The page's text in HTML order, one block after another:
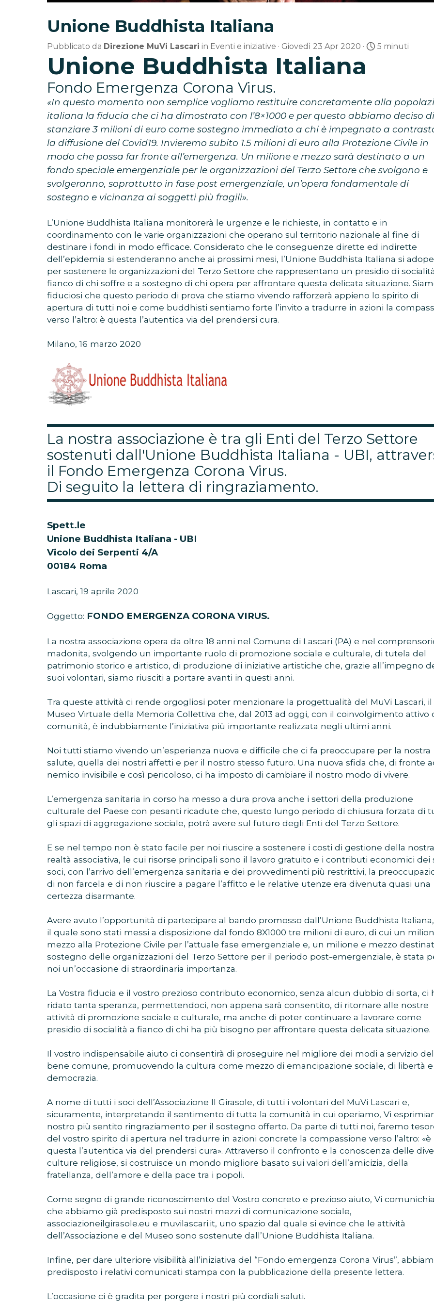
Unione Buddhista Italiana
Pubblicato da Direzione MuVi Lascari in Eventi e iniziative · Giovedì 23 Apr 2020 · 5 minuti
Unione Buddhista Italiana
Fondo Emergenza Corona Virus.
«In questo momento non semplice vogliamo restituire concretamente alla
italiana la fiducia che ci ha dimostrato con l’8×1000 e per questo abbiamo deciso di
stanziare 3 milioni di euro come sostegno immediato a chi è impegnato a
la diffusione del Covid19. Invieremo subito 1.5 milioni di euro alla Protezione Civile in
modo che possa far fronte all’emergenza. Un milione e mezzo sarà destinato a un
fondo speciale emergenziale per le organizzazioni del Terzo Settore che svolgono e
svolgeranno, soprattutto in fase post emergenziale, un’opera fondamentale di
sostegno e vicinanza ai soggetti più fragili».
L’Unione Buddhista Italiana monitorerà le urgenze e le richieste, in contatto e in
coordinamento con le varie organizzazioni che operano sul territorio nazionale al fine di
destinare i fondi in modo efficace. Considerato che le conseguenze dirette ed indirette
dell’epidemia si estenderanno anche ai prossimi mesi, l’Unione Buddhista Italiana si
per sostenere le organizzazioni del Terzo Settore che rappresentano un presidio di
fianco di chi soffre e a sostegno di chi opera per affrontare questa delicata situazione.
fiduciosi che questo periodo di prova che stiamo vivendo rafforzerà appieno lo spirito di
apertura di tutti noi e come buddhisti sentiamo forte l’invito a tradurre in azioni la
verso l’altro: è questa l’autentica via del prendersi cura.
Milano, 16 marzo 2020
La nostra associazione è tra gli Enti del Terzo Settore
sostenuti dall'Unione Buddhista Italiana - UBI,
il Fondo Emergenza Corona Virus.
Di seguito la lettera di ringraziamento.
Spett.le
Unione Buddhista Italiana - UBI
Vicolo dei Serpenti 4/A
00184 Roma
Lascari, 19 aprile 2020
Oggetto: FONDO EMERGENZA CORONA VIRUS.
La nostra associazione opera da oltre 18 anni nel Comune di Lascari (PA) e nel
madonita, svolgendo un importante ruolo di promozione sociale e culturale, di tutela del
patrimonio storico e artistico, di produzione di iniziative artistiche che, grazie all’impegno
suoi volontari, siamo riusciti a portare avanti in questi anni.
Tra queste attività ci rende orgogliosi poter menzionare la progettualità del MuVi Lascari, il
Museo Virtuale della Memoria Collettiva che, dal 2013 ad oggi, con il coinvolgimento attivo
comunità, è indubbiamente l’iniziativa più importante realizzata negli ultimi anni.
Noi tutti stiamo vivendo un’esperienza nuova e difficile che ci fa preoccupare per la nostra
salute, quella dei nostri affetti e per il nostro stesso futuro. Una nuova sfida che, di fronte
nemico invisibile e così pericoloso, ci ha imposto di cambiare il nostro modo di vivere.
L’emergenza sanitaria in corso ha messo a dura prova anche i settori della produzione
culturale del Paese con pesanti ricadute che, questo lungo periodo di chiusura forzata di
gli spazi di aggregazione sociale, potrà avere sul futuro degli Enti del Terzo Settore.
E se nel tempo non è stato facile per noi riuscire a sostenere i costi di gestione della nostra
realtà associativa, le cui risorse principali sono il lavoro gratuito e i contributi economici dei
soci, con l’arrivo dell’emergenza sanitaria e dei provvedimenti più restrittivi, la
di non farcela e di non riuscire a pagare l’affitto e le relative utenze era divenuta quasi una
certezza disarmante.
Avere avuto l’opportunità di partecipare al bando promosso dall’Unione Buddhista
il quale sono stati messi a disposizione dal fondo 8X1000 tre milioni di euro, di cui un
mezzo alla Protezione Civile per l’attuale fase emergenziale e, un milione e mezzo
sostegno delle organizzazioni del Terzo Settore per il periodo post-emergenziale, è stata
noi un’occasione di straordinaria importanza.
La Vostra fiducia e il vostro prezioso contributo economico, senza alcun dubbio di sorta, ci
ridato tanta speranza, permettendoci, non appena sarà consentito, di ritornare alle nostre
attività di promozione sociale e culturale, ma anche di poter continuare a lavorare come
presidio di socialità a fianco di chi ha più bisogno per affrontare questa delicata situazione.
Il vostro indispensabile aiuto ci consentirà di proseguire nel migliore dei modi a servizio del
bene comune, promuovendo la cultura come mezzo di emancipazione sociale, di libertà e
democrazia.
A nome di tutti i soci dell’Associazione Il Girasole, di tutti i volontari del MuVi Lascari e,
sicuramente, interpretando il sentimento di tutta la comunità in cui operiamo, Vi
nostro più sentito ringraziamento per il sostegno offerto. Da parte di tutti noi, faremo
del vostro spirito di apertura nel tradurre in azioni concrete la compassione verso l’altro: «è
questa l’autentica via del prendersi cura». Attraverso il confronto e la conoscenza delle
culture religiose, si costruisce un mondo migliore basato sui valori dell’amicizia, della
fratellanza, dell’amore e della pace tra i popoli.
Come segno di grande riconoscimento del Vostro concreto e prezioso aiuto, Vi
che abbiamo già predisposto sui nostri mezzi di comunicazione sociale,
associazioneilgirasole.eu e muvilascari.it, uno spazio dal quale si evince che le attività
dell’Associazione e del Museo sono sostenute dall’Unione Buddhista Italiana.
Infine, per dare ulteriore visibilità all’iniziativa del “Fondo emergenza Corona Virus”,
predisposto i relativi comunicati stampa con la pubblicazione della presente lettera.
L’occasione ci è gradita per porgere i nostri più cordiali saluti.